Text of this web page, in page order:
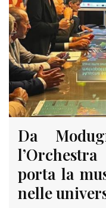
Da
porta la
nelle